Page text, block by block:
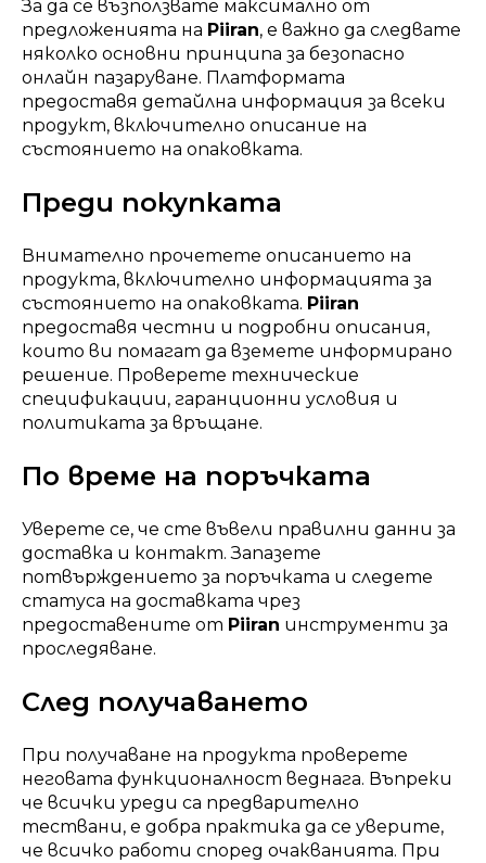
За да се възползвате максимално от
предложенията на Piiran, е важно да следвате
няколко основни принципа за безопасно
онлайн пазаруване. Платформата
предоставя детайлна информация за всеки
продукт, включително описание на
състоянието на опаковката.
Преди покупката
Внимателно прочетете описанието на
продукта, включително информацията за
състоянието на опаковката. Piiran
предоставя честни и подробни описания,
които ви помагат да вземете информирано
решение. Проверете технические
спецификации, гаранционни условия и
политиката за връщане.
По време на поръчката
Уверете се, че сте въвели правилни данни за
доставка и контакт. Запазете
потвърждението за поръчката и следете
статуса на доставката чрез
предоставените от Piiran инструменти за
проследяване.
След получаването
При получаване на продукта проверете
неговата функционалност веднага. Въпреки
че всички уреди са предварително
тествани, е добра практика да се уверите,
че всичко работи според очакванията. При